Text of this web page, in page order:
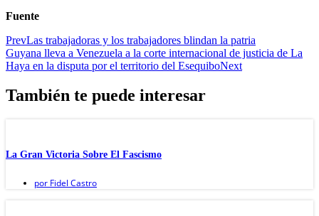
Fuente
PrevLas trabajadoras y los trabajadores blindan la patria
Guyana lleva a Venezuela a la corte internacional de justicia de La
Haya en la disputa por el territorio del EsequiboNext
También te puede interesar
La Gran Victoria Sobre El Fascismo
por Fidel Castro